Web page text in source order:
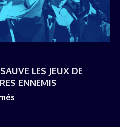
LES JEUX DE
ENNEMIS